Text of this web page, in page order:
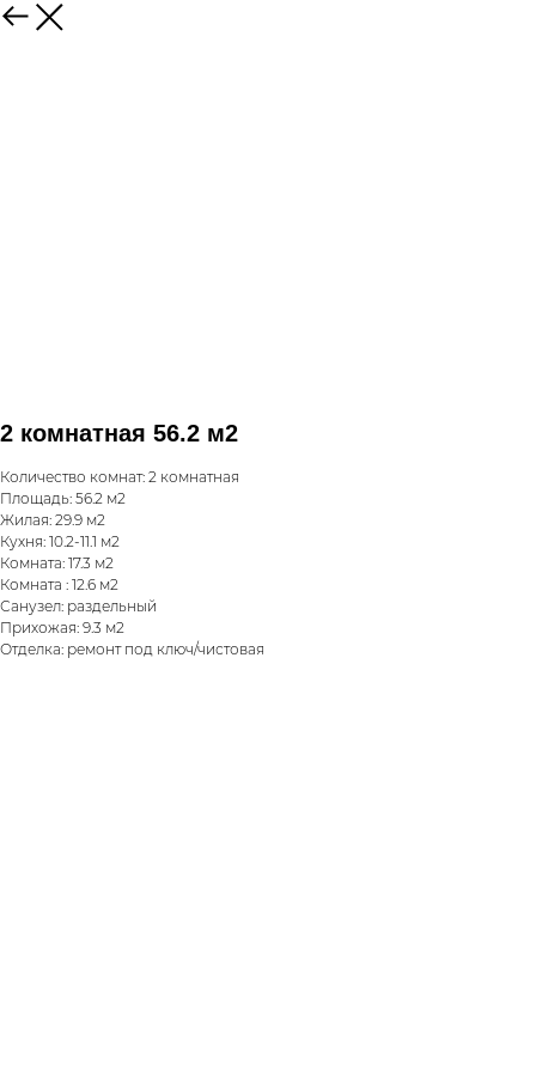
2 комнатная 56.2 м2
Количество комнат: 2 комнатная
Площадь: 56.2 м2
Жилая: 29.9 м2
Кухня: 10.2-11.1 м2
Комната: 17.3 м2
Комната : 12.6 м2
Санузел: раздельный
Прихожая: 9.3 м2
Отделка: ремонт под ключ/чистовая